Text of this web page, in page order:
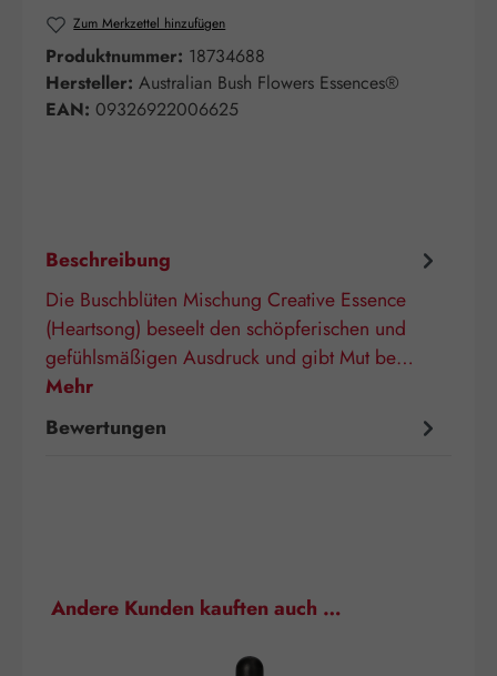
Zum Merkzettel hinzufügen
Produktnummer: 18734688
Hersteller: Australian Bush Flowers Essences®
EAN: 09326922006625
Beschreibung
Die Buschblüten Mischung Creative Essence
(Heartsong) beseelt den schöpferischen und
gefühlsmäßigen Ausdruck und gibt Mut be…
Mehr
Bewertungen
Produktgalerie überspringen
Andere Kunden kauften auch …